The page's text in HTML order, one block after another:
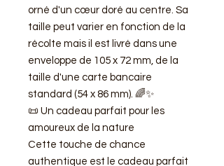
orné d'un cœur doré au centre. Sa
taille peut varier en fonction de la
récolte mais il est livré dans une
enveloppe de 105 x 72 mm, de la
taille d'une carte bancaire
standard (54 x 86 mm). 🌈✨
📜 Un cadeau parfait pour les
amoureux de la nature
Cette touche de chance
authentique est le cadeau parfait